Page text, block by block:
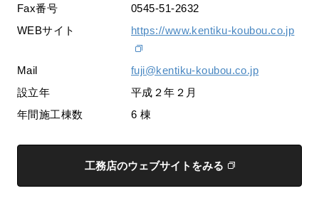
Fax番号
0545-51-2632
WEBサイト
https://www.kentiku-koubou.co.jp
Mail
fuji@kentiku-koubou.co.jp
設立年
平成２年２月
年間施工棟数
6 棟
工務店のウェブサイトをみる